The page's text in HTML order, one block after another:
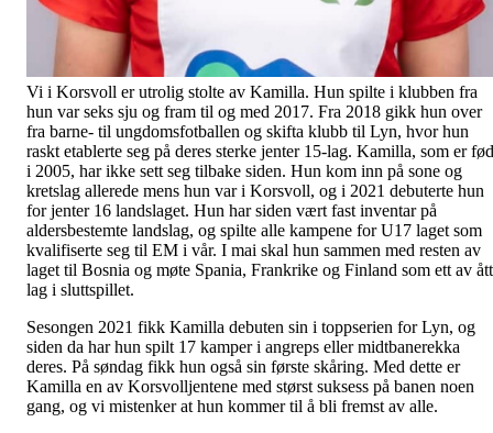
Vi i Korsvoll er utrolig stolte av Kamilla. Hun spilte i klubben fra
hun var seks sju og fram til og med 2017. Fra 2018 gikk hun over
fra barne- til ungdomsfotballen og skifta klubb til Lyn, hvor hun
raskt etablerte seg på deres sterke jenter 15-lag. Kamilla, som er
i 2005, har ikke sett seg tilbake siden. Hun kom inn på sone og
kretslag allerede mens hun var i Korsvoll, og i 2021 debuterte hun
for jenter 16 landslaget. Hun har siden vært fast inventar på
aldersbestemte landslag, og spilte alle kampene for U17 laget som
kvalifiserte seg til EM i vår. I mai skal hun sammen med resten av
laget til Bosnia og møte Spania, Frankrike og Finland som ett av
lag i sluttspillet.
Sesongen 2021 fikk Kamilla debuten sin i toppserien for Lyn, og
siden da har hun spilt 17 kamper i angreps eller midtbanerekka
deres. På søndag fikk hun også sin første skåring. Med dette er
Kamilla en av Korsvolljentene med størst suksess på banen noen
gang, og vi mistenker at hun kommer til å bli fremst av alle.